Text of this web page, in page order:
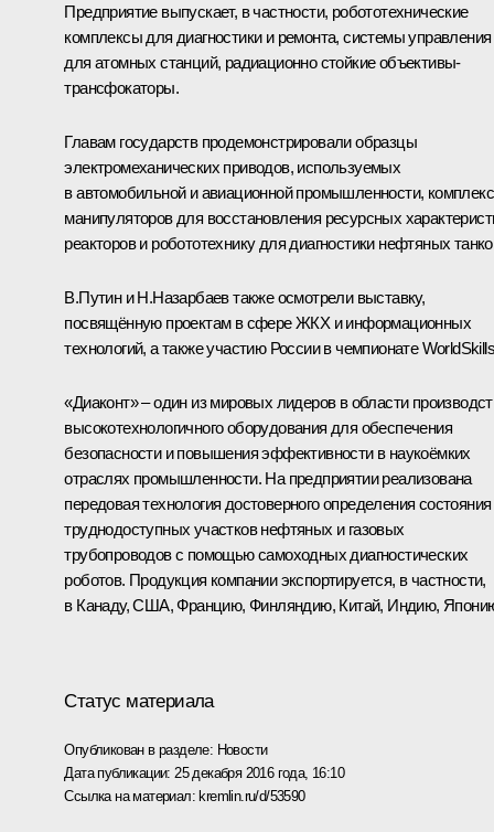
Предприятие выпускает, в частности, робототехнические
комплексы для диагностики и ремонта, системы управления
для атомных станций, радиационно стойкие объективы-
трансфокаторы.
Главам государств продемонстрировали образцы
электромеханических приводов, используемых
в автомобильной и авиационной промышленности, комплекс
манипуляторов для восстановления ресурсных
реакторов и робототехнику для диагностики нефтяных
В.Путин иН.Назарбаевтакже осмотрели выставку,
посвящённую проектам в сфере ЖКХ и информационных
технологий, а также участию России в чемпионате
«Диаконт» – один из мировых лидеров в области
высокотехнологичного оборудования для обеспечения
безопасности и повышения эффективности в наукоёмких
отраслях промышленности. На предприятии реализована
передовая технология достоверного определения состояния
труднодоступных участков нефтяных и газовых
трубопроводов с помощью самоходных диагностических
роботов. Продукция компании экспортируется, в частности,
в Канаду, США, Францию, Финляндию, Китай, Индию,
Статус материала
Опубликован в разделе: Новости
Дата публикации: 25 декабря 2016 года, 16:10
Ссылка на материал: kremlin.ru/d/53590